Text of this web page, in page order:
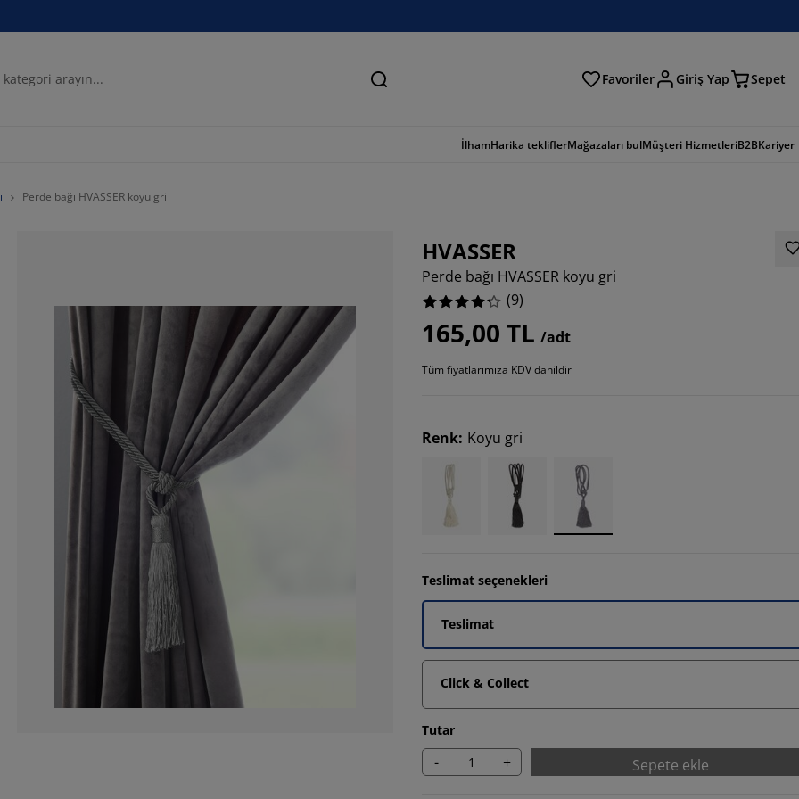
Ara Favoriler Giriş Yap Sepet
İlhamHarika tekliflerMağazaları bulMüşteri HizmetleriB2BKariyer
Perde bağı HVASSER koyu gri
HVASSER
Perde bağı HVASSER koyu gri
(9)
165,00 TL /adt
Tüm fiyatlarımıza KDV dahildir
Renk: Koyu gri
Teslimat seçenekleri
Teslimat
Click & Collect
Tutar
- + Sepete ekle
66.66666666666666%
22.22222222222222%